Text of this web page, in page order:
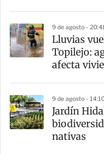
9 de agosto -
Lluvias
Topilejo:
afecta
9 de agosto -
Jardín
nativas